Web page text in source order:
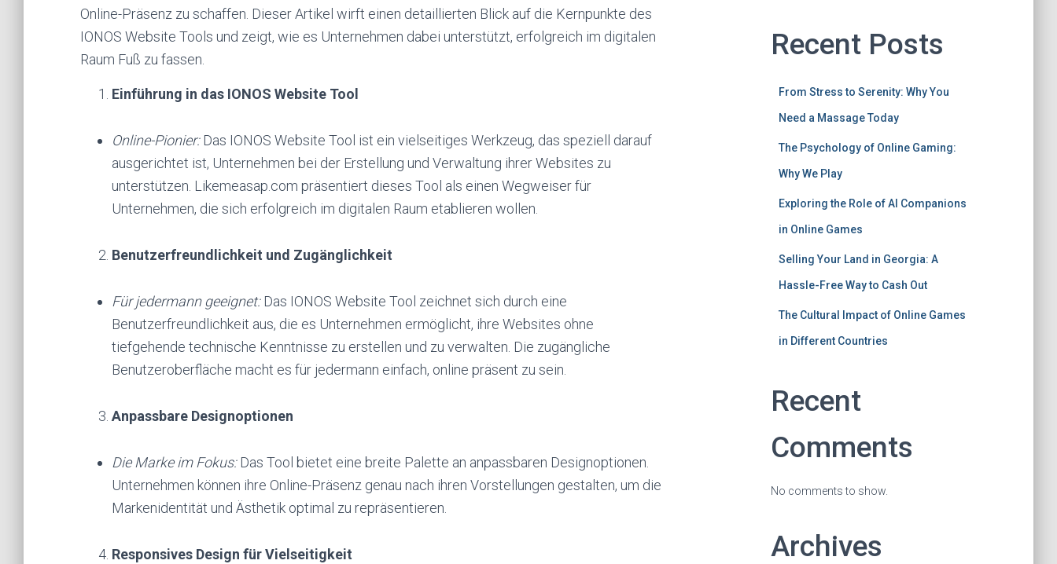
Online-Präsenz zu schaffen. Dieser Artikel wirft einen detaillierten Blick auf die Kernpunkte des
IONOS Website Tools und zeigt, wie es Unternehmen dabei unterstützt, erfolgreich im digitalen
Raum Fuß zu fassen.
Einführung in das IONOS Website Tool
Online-Pionier:Das IONOS Website Tool ist ein vielseitiges Werkzeug, das speziell darauf
ausgerichtet ist, Unternehmen bei der Erstellung und Verwaltung ihrer Websites zu
unterstützen. Likemeasap.com präsentiert dieses Tool als einen Wegweiser für
Unternehmen, die sich erfolgreich im digitalen Raum etablieren wollen.
Benutzerfreundlichkeit und Zugänglichkeit
Für jedermann geeignet:Das IONOS Website Tool zeichnet sich durch eine
Benutzerfreundlichkeit aus, die es Unternehmen ermöglicht, ihre Websites ohne
tiefgehende technische Kenntnisse zu erstellen und zu verwalten. Die zugängliche
Benutzeroberfläche macht es für jedermann einfach, online präsent zu sein.
Anpassbare Designoptionen
Die Marke im Fokus:Das Tool bietet eine breite Palette an anpassbaren Designoptionen.
Unternehmen können ihre Online-Präsenz genau nach ihren Vorstellungen gestalten, um die
Markenidentität und Ästhetik optimal zu repräsentieren.
Responsives Design für Vielseitigkeit
Recent Posts
From Stress to Serenity: Why You
Need a Massage Today
The Psychology of Online Gaming:
Why We Play
Exploring the Role of AI Companions
in Online Games
Selling Your Land in Georgia: A
Hassle-Free Way to Cash Out
The Cultural Impact of Online Games
in Different Countries
Recent
Comments
No comments to show.
Archives